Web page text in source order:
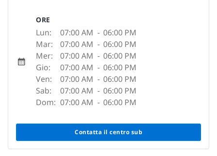
ORE
Lun: 07:00 AM - 06:00 PM
Mar:
07:00 AM - 06:00 PM
Mer:
07:00 AM - 06:00 PM
Gio:
07:00 AM - 06:00 PM
Ven:
07:00 AM - 06:00 PM
Sab:
07:00 AM - 06:00 PM
Dom: 07:00 AM - 06:00 PM
Contatta il centro sub